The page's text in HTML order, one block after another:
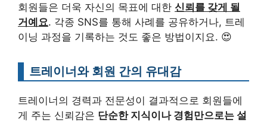
회원들은 더욱 자신의 목표에 대한 신뢰를 갖게 될
거예요. 각종 SNS를 통해 사례를 공유하거나, 트레
이닝 과정을 기록하는 것도 좋은 방법이지요. 😍
트레이너와 회원 간의 유대감
트레이너의 경력과 전문성이 결과적으로 회원들에
게 주는 신뢰감은 단순한 지식이나 경험만으로는 설